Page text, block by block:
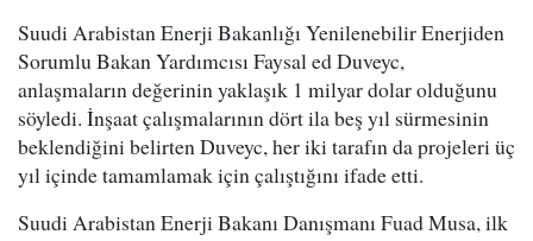
Suudi Arabistan Enerji Bakanlığı Yenilenebilir Enerjiden
Sorumlu Bakan Yardımcısı Faysal ed Duveyc,
anlaşmaların değerinin yaklaşık 1 milyar dolar olduğunu
söyledi. İnşaat çalışmalarının dört ila beş yıl sürmesinin
beklendiğini belirten Duveyc, her iki tarafın da projeleri üç
yıl içinde tamamlamak için çalıştığını ifade etti.
Suudi Arabistan Enerji Bakanı Danışmanı Fuad Musa, ilk